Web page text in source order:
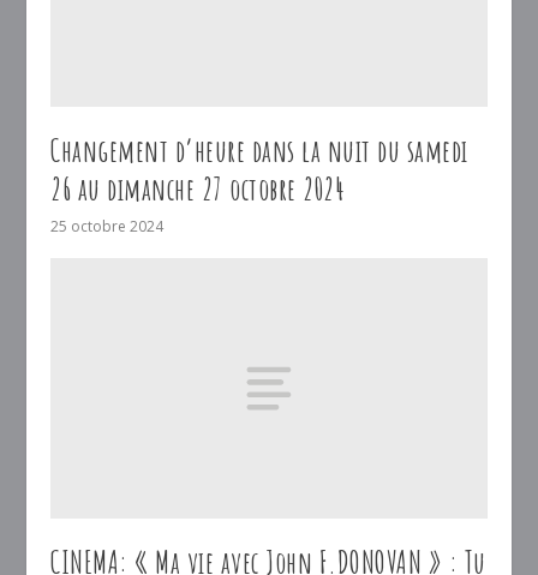
Changement d’heure dans la nuit du samedi
26 au dimanche 27 octobre 2024
25 octobre 2024
CINEMA: « Ma vie avec John F.DONOVAN » : Tu